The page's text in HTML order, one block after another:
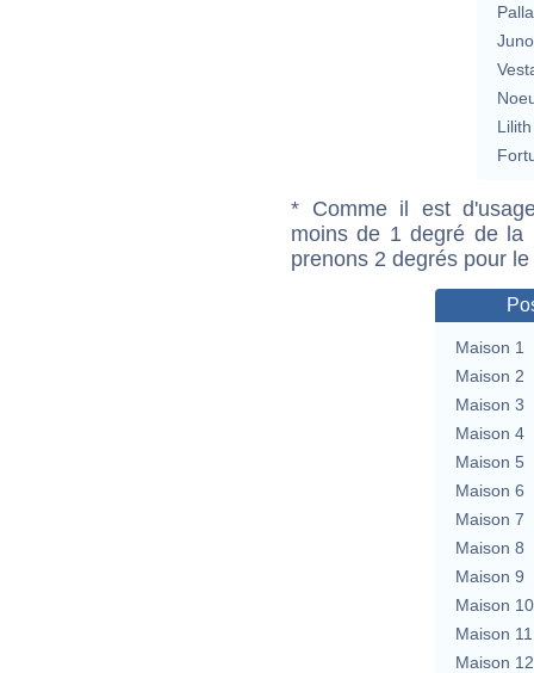
Lilith
* Comme il est
moins de 1 degré de la
prenons 2 degrés pour
Maison 1
Maison 2
Maison 3
Maison 4
Maison 5
Maison 6
Maison 7
Maison 8
Maison 9
Maison 10
Maison 11
Maison 12